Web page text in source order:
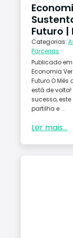
Futuro |
Categorias:
Parcerias
Publicado
Economia
Futuro O
está de
sucesso,
partilha e ...
Ler mais...